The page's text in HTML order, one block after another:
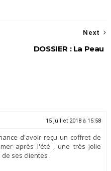
Next
DOSSIER : La Peau
15 juillet 2018 à 15:58
d'avoir reçu un coffret de
après l'été , une très jolie
ses clientes .